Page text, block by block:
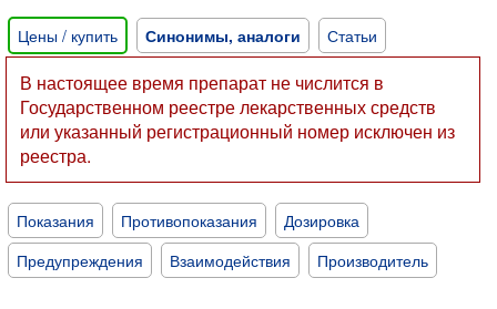
Цены / купить Синонимы, аналоги Статьи
В настоящее время препарат не числится в
Государственном реестре лекарственных средств
или указанный регистрационный номер исключен из
реестра.
Показания Противопоказания
Дозировка
Предупреждения
Взаимодействия Производитель